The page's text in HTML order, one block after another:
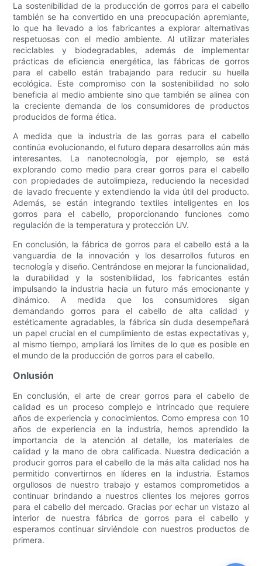
La sostenibilidad de la producción de gorros para el cabello
también se ha convertido en una preocupación apremiante,
lo que ha llevado a los fabricantes a explorar alternativas
respetuosas con el medio ambiente. Al utilizar materiales
reciclables y biodegradables, además de implementar
prácticas de eficiencia energética, las fábricas de gorros
para el cabello están trabajando para reducir su huella
ecológica. Este compromiso con la sostenibilidad no solo
beneficia al medio ambiente sino que también se alinea con
la creciente demanda de los consumidores de productos
producidos de forma ética.
A medida que la industria de las gorras para el cabello
continúa evolucionando, el futuro depara desarrollos aún más
interesantes. La nanotecnología, por ejemplo, se está
explorando como medio para crear gorros para el cabello
con propiedades de autolimpieza, reduciendo la necesidad
de lavado frecuente y extendiendo la vida útil del producto.
Además, se están integrando textiles inteligentes en los
gorros para el cabello, proporcionando funciones como
regulación de la temperatura y protección UV.
En conclusión, la fábrica de gorros para el cabello está a la
vanguardia de la innovación y los desarrollos futuros en
tecnología y diseño. Centrándose en mejorar la funcionalidad,
la durabilidad y la sostenibilidad, los fabricantes están
impulsando la industria hacia un futuro más emocionante y
dinámico. A medida que los consumidores sigan
demandando gorros para el cabello de alta calidad y
estéticamente agradables, la fábrica sin duda desempeñará
un papel crucial en el cumplimiento de estas expectativas y,
al mismo tiempo, ampliará los límites de lo que es posible en
el mundo de la producción de gorros para el cabello.
Onlusión
En conclusión, el arte de crear gorros para el cabello de
calidad es un proceso complejo e intrincado que requiere
años de experiencia y conocimientos. Como empresa con 10
años de experiencia en la industria, hemos aprendido la
importancia de la atención al detalle, los materiales de
calidad y la mano de obra calificada. Nuestra dedicación a
producir gorros para el cabello de la más alta calidad nos ha
permitido convertirnos en líderes en la industria. Estamos
orgullosos de nuestro trabajo y estamos comprometidos a
continuar brindando a nuestros clientes los mejores gorros
para el cabello del mercado. Gracias por echar un vistazo al
interior de nuestra fábrica de gorros para el cabello y
esperamos continuar sirviéndole con nuestros productos de
primera.